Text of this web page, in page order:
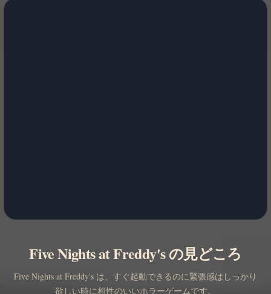
Five Nights at Freddy's の見どころ
Five Nights at Freddy's は、すぐ起動できるのに緊張感はしっかり
欲しい時に相性のいいホラーゲームです。